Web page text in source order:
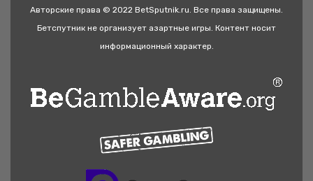
Авторские права © 2022 BetSputnik.ru. Все права защищены.
Бетспутник не организует азартные игры. Контент носит
информационный характер.